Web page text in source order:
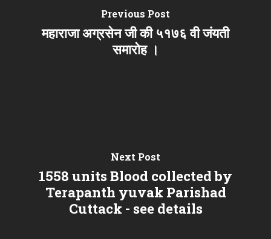
Previous Post
महाराजा अग्रसेन जी की ५१७६ वी जंयती
समारोह ।
Next Post
1558 units Blood collected by
Terapanth yuvak Parishad
Cuttack - see details